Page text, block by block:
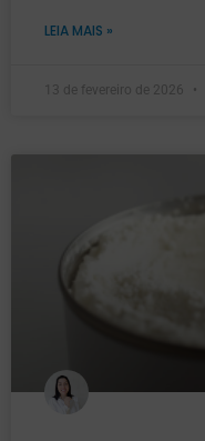
LEIA MAIS »
13 de fevereiro de 2026